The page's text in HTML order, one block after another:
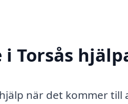
Torsås
när det kommer